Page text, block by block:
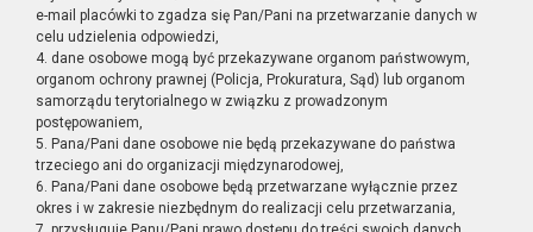
e-mail placówki to zgadza się Pan/Pani na przetwarzanie danych w
celu udzielenia odpowiedzi,
4. dane osobowe mogą być przekazywane organom państwowym,
organom ochrony prawnej (Policja, Prokuratura, Sąd) lub organom
samorządu terytorialnego w związku z prowadzonym
postępowaniem,
5. Pana/Pani dane osobowe nie będą przekazywane do państwa
trzeciego ani do organizacji międzynarodowej,
6. Pana/Pani dane osobowe będą przetwarzane wyłącznie przez
okres i w zakresie niezbędnym do realizacji celu przetwarzania,